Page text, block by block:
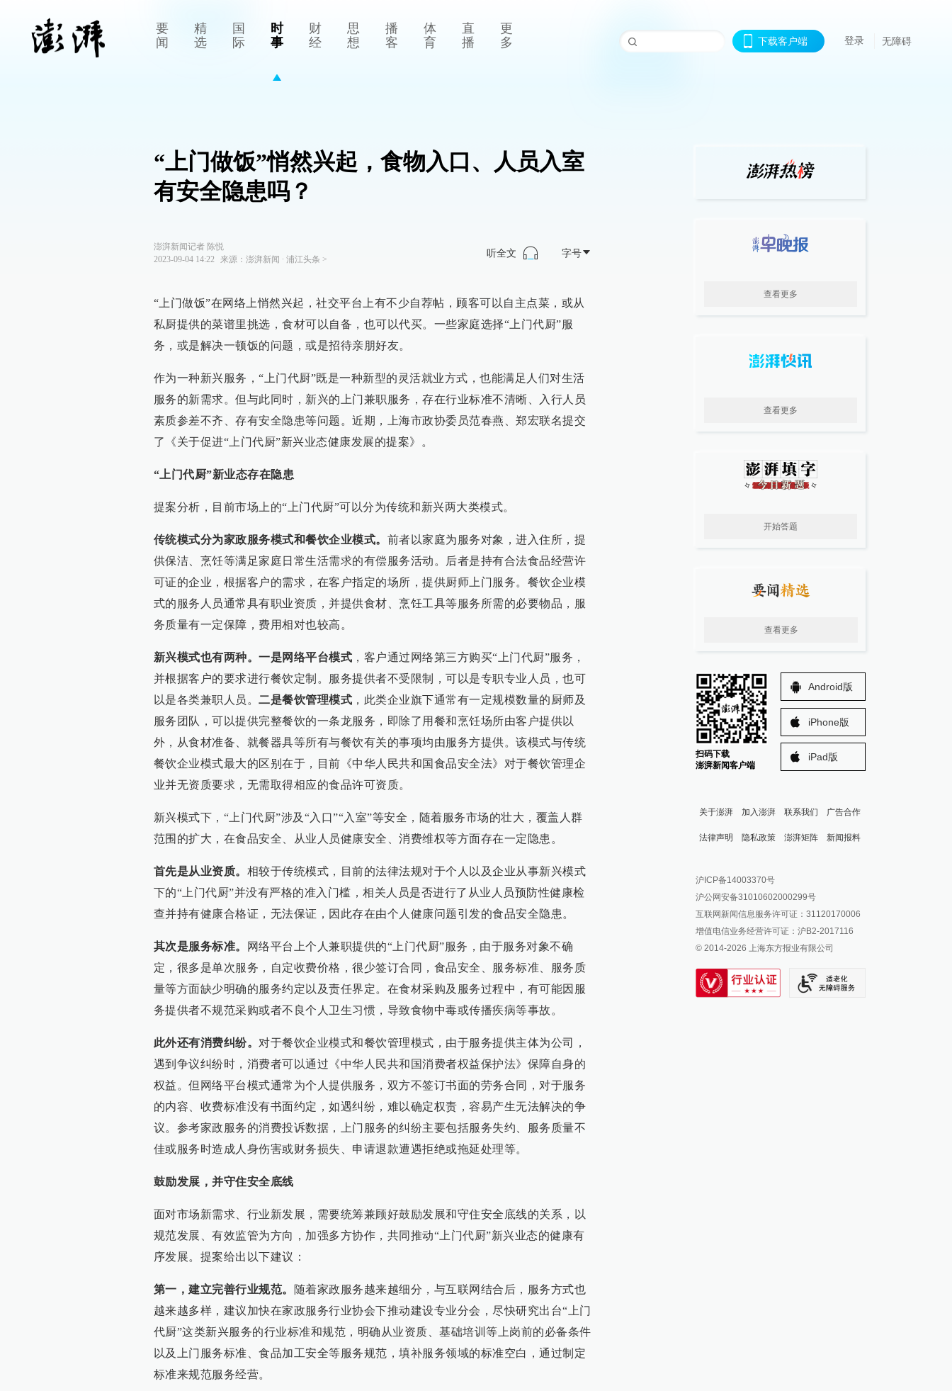
要
闻
精
选
国
际
时
事
财
经
思
想
播
客
体
育
直
播
更
多
下载客户端 登录 无障碍
“上门做饭”悄然兴起，食物入口、人员入室
有安全隐患吗？
澎湃新闻记者 陈悦
2023-09-04 14:22
来源： 澎湃新闻 ∙ 浦江头条 >
听全文 字号
“上门做饭”在网络上悄然兴起，社交平台上有不少自荐帖，顾客可以自主点菜，或从
私厨提供的菜谱里挑选，食材可以自备，也可以代买。一些家庭选择“上门代厨”服
务，或是解决一顿饭的问题，或是招待亲朋好友。
作为一种新兴服务，“上门代厨”既是一种新型的灵活就业方式，也能满足人们对生活
服务的新需求。但与此同时，新兴的上门兼职服务，存在行业标准不清晰、入行人员
素质参差不齐、存有安全隐患等问题。近期，上海市政协委员范春燕、郑宏联名提交
了《关于促进“上门代厨”新兴业态健康发展的提案》。
“上门代厨”新业态存在隐患
提案分析，目前市场上的“上门代厨”可以分为传统和新兴两大类模式。
传统模式分为家政服务模式和餐饮企业模式。 前者以家庭为服务对象，进入住所，提
供保洁、烹饪等满足家庭日常生活需求的有偿服务活动。后者是持有合法食品经营许
可证的企业，根据客户的需求，在客户指定的场所，提供厨师上门服务。餐饮企业模
式的服务人员通常具有职业资质，并提供食材、烹饪工具等服务所需的必要物品，服
务质量有一定保障，费用相对也较高。
新兴模式也有两种。一是网络平台模式 ，客户通过网络第三方购买“上门代厨”服务，
并根据客户的要求进行餐饮定制。服务提供者不受限制，可以是专职专业人员，也可
以是各类兼职人员。 二是餐饮管理模式 ，此类企业旗下通常有一定规模数量的厨师及
服务团队，可以提供完整餐饮的一条龙服务，即除了用餐和烹饪场所由客户提供以
外，从食材准备、就餐器具等所有与餐饮有关的事项均由服务方提供。该模式与传统
餐饮企业模式最大的区别在于，目前《中华人民共和国食品安全法》对于餐饮管理企
业并无资质要求，无需取得相应的食品许可资质。
新兴模式下，“上门代厨”涉及“入口”“入室”等安全，随着服务市场的壮大，覆盖人群
范围的扩大，在食品安全、从业人员健康安全、消费维权等方面存在一定隐患。
首先是从业资质。 相较于传统模式，目前的法律法规对于个人以及企业从事新兴模式
下的“上门代厨”并没有严格的准入门槛，相关人员是否进行了从业人员预防性健康检
查并持有健康合格证，无法保证，因此存在由个人健康问题引发的食品安全隐患。
其次是服务标准。
网络平台上个人兼职提供的“上门代厨”服务，由于服务对象不确
定，很多是单次服务，自定收费价格，很少签订合同，食品安全、服务标准、服务质
量等方面缺少明确的服务约定以及责任界定。在食材采购及服务过程中，有可能因服
务提供者不规范采购或者不良个人卫生习惯，导致食物中毒或传播疾病等事故。
此外还有消费纠纷。 对于餐饮企业模式和餐饮管理模式，由于服务提供主体为公司，
遇到争议纠纷时，消费者可以通过《中华人民共和国消费者权益保护法》保障自身的
权益。但网络平台模式通常为个人提供服务，双方不签订书面的劳务合同，对于服务
的内容、收费标准没有书面约定，如遇纠纷，难以确定权责，容易产生无法解决的争
议。参考家政服务的消费投诉数据，上门服务的纠纷主要包括服务失约、服务质量不
佳或服务时造成人身伤害或财务损失、申请退款遭遇拒绝或拖延处理等。
鼓励发展，并守住安全底线
面对市场新需求、行业新发展，需要统筹兼顾好鼓励发展和守住安全底线的关系，以
规范发展、有效监管为方向，加强多方协作，共同推动“上门代厨”新兴业态的健康有
序发展。提案给出以下建议：
第一，建立完善行业规范。
随着家政服务越来越细分，与互联网结合后，服务方式也
越来越多样，建议加快在家政服务行业协会下推动建设专业分会，尽快研究出台“上门
代厨”这类新兴服务的行业标准和规范，明确从业资质、基础培训等上岗前的必备条件
以及上门服务标准、食品加工安全等服务规范，填补服务领域的标准空白，通过制定
标准来规范服务经营。
查看更多
查看更多
开始答题
查看更多
扫码下载
澎湃新闻客户端
Android版
iPhone版
iPad版
关于澎湃 加入澎湃 联系我们 广告合作
法律声明 隐私政策 澎湃矩阵
澎湃新闻公众号
澎湃新闻抖音号
派生万物开放平台
IP SHANGHAI
SIXTH TONE
新闻报料
报料邮箱: news@thepaper.cn
沪ICP备14003370号
沪公网安备31010602000299号
互联网新闻信息服务许可证：31120170006
增值电信业务经营许可证：沪B2-2017116
© 2014-2026 上海东方报业有限公司